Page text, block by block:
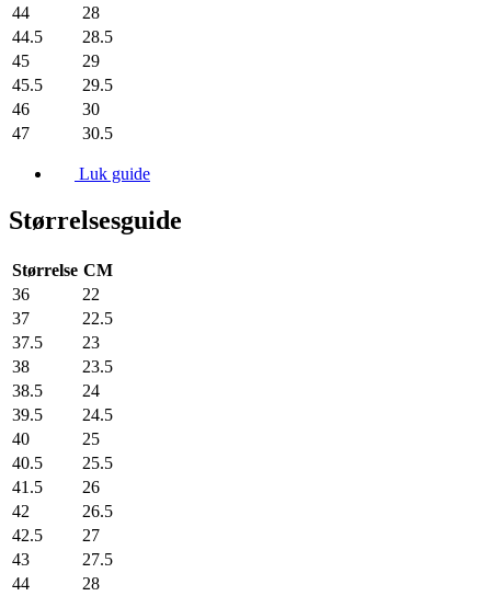
44
28
44.5
28.5
45
29
45.5
29.5
46
30
47
30.5
Luk guide
Størrelsesguide
Størrelse CM
36
22
37
22.5
37.5
23
38
23.5
38.5
24
39.5
24.5
40
25
40.5
25.5
41.5
26
42
26.5
42.5
27
43
27.5
44
28